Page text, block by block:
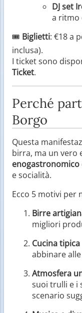
DJ set
a ritmo
🎟️ Biglietti: €18 a
inclusa).
I ticket sono
Ticket.
Perché
Borgo
Questa
birra, ma un vero
enogastronomico
e socialità.
Ecco 5 motivi per
Birre
migliori
Cucina
abbinare
Atmosfera
suoi trulli e i
scenario